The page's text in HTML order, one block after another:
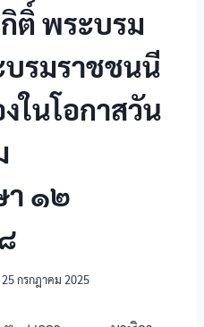
ติ์ พระบรม
รมราชชนนี
ในโอกาสวัน
า ๑๒
กรกฎาคม 2025